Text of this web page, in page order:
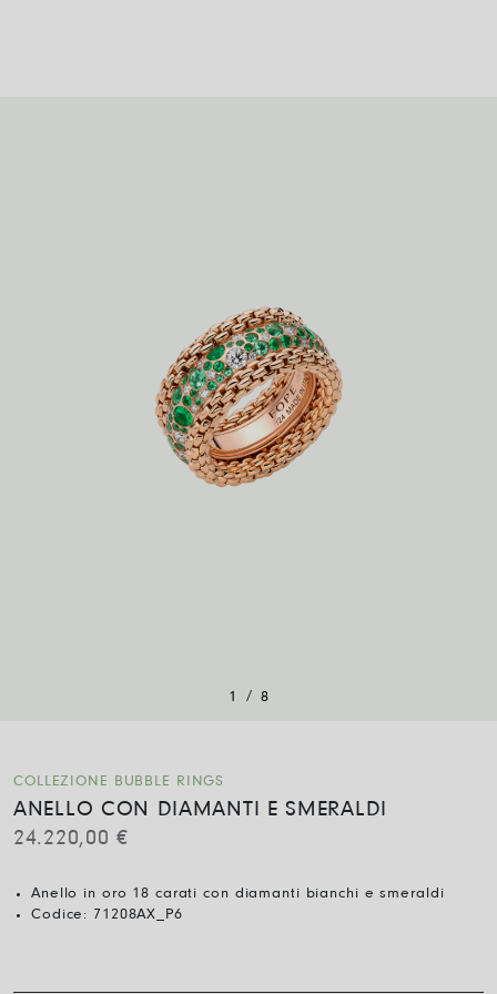
1 / 8
COLLEZIONE BUBBLE RINGS
ANELLO CON DIAMANTI E SMERALDI
24.220,00 €
Anello in oro 18 carati con diamanti bianchi e smeraldi
Codice: 71208AX_P6